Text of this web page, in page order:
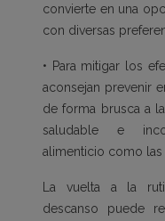
convierte en una
con diversas
• Para mitigar los
aconsejan prevenir
de forma brusca a
saludable e
alimenticio como las
La vuelta a la
descanso puede